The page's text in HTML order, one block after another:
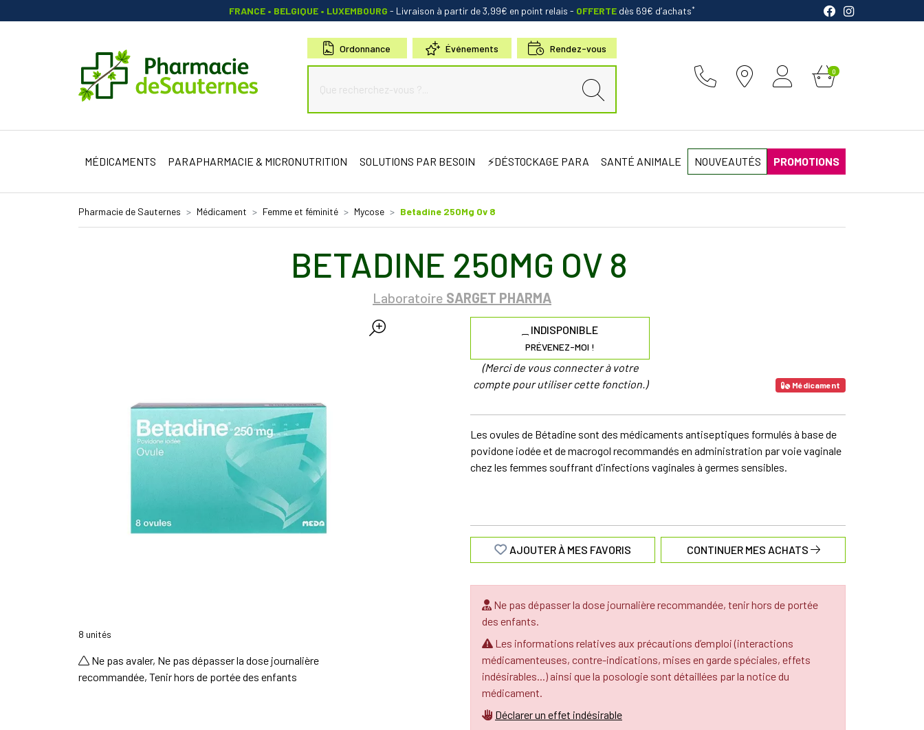
FRANCE • BELGIQUE • LUXEMBOURG - Livraison à partir de 3,99€ en point relais - OFFERTE dès 69€ d’achats*
Pharmacie de Sauternes Votre pharmacie en ligne à votre service
Ordonnance Événements Rendez-vous
0
MÉDICAMENTS PARAPHARMACIE & MICRONUTRITION SOLUTIONS PAR BESOIN ⚡DÉSTOCKAGE PARA SANTÉ ANIMALE NOUVEAUTÉS PROMOTIONS
Pharmacie de Sauternes Médicament Femme et féminité Mycose Betadine 250Mg Ov 8
BETADINE 250MG OV 8
Laboratoire SARGET PHARMA
8 unités
Ne pas avaler, Ne pas dépasser la dose journalière
recommandée, Tenir hors de portée des enfants
INDISPONIBLE
PRÉVENEZ-MOI !
(Merci de vous connecter à votre
compte pour utiliser cette fonction.)
Médicament
Les ovules de Bétadine sont des médicaments antiseptiques formulés à base de
povidone iodée et de macrogol recommandés en administration par voie vaginale
chez les femmes souffrant d'infections vaginales à germes sensibles.
AJOUTER À MES FAVORIS CONTINUER MES ACHATS
Ne pas dépasser la dose journalière recommandée, tenir hors de portée
des enfants.
Les informations relatives aux précautions d’emploi (interactions
médicamenteuses, contre-indications, mises en garde spéciales, effets
indésirables...) ainsi que la posologie sont détaillées par la notice du
médicament.
Déclarer un effet indésirable